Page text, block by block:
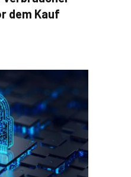
dem Kauf